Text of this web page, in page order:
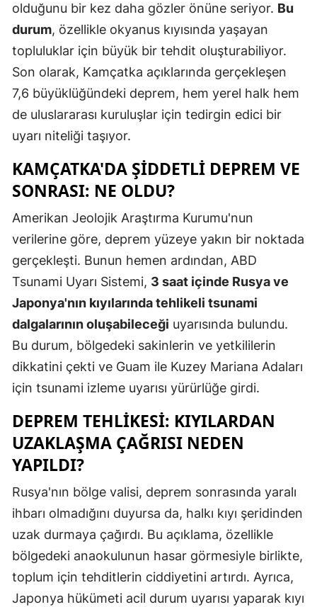
olduğunu bir kez daha gözler önüne seriyor. Bu
durum, özellikle okyanus kıyısında yaşayan
topluluklar için büyük bir tehdit oluşturabiliyor.
Son olarak, Kamçatka açıklarında gerçekleşen
7,6 büyüklüğündeki deprem, hem yerel halk hem
de uluslararası kuruluşlar için tedirgin edici bir
uyarı niteliği taşıyor.
KAMÇATKA'DA ŞIDDETLI DEPREM VE
SONRASI: NE OLDU?
Amerikan Jeolojik Araştırma Kurumu'nun
verilerine göre, deprem yüzeye yakın bir noktada
gerçekleşti. Bunun hemen ardından, ABD
Tsunami Uyarı Sistemi, 3 saat içinde Rusya ve
Japonya'nın kıyılarında tehlikeli tsunami
dalgalarının oluşabileceği uyarısında bulundu.
Bu durum, bölgedeki sakinlerin ve yetkililerin
dikkatini çekti ve Guam ile Kuzey Mariana Adaları
için tsunami izleme uyarısı yürürlüğe girdi.
DEPREM TEHLIKESI: KIYILARDAN
UZAKLAŞMA ÇAĞRISI NEDEN
YAPILDI?
Rusya'nın bölge valisi, deprem sonrasında yaralı
ihbarı olmadığını duyursa da, halkı kıyı şeridinden
uzak durmaya çağırdı. Bu açıklama, özellikle
bölgedeki anaokulunun hasar görmesiyle birlikte,
toplum için tehditlerin ciddiyetini artırdı. Ayrıca,
Japonya hükümeti acil durum uyarısı yaparak kıyı